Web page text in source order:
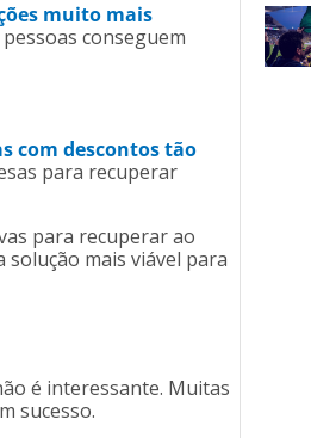
muito mais
conseguem
com descontos tão
para recuperar
para recuperar ao
solução mais viável para
é interessante. Muitas
sucesso.